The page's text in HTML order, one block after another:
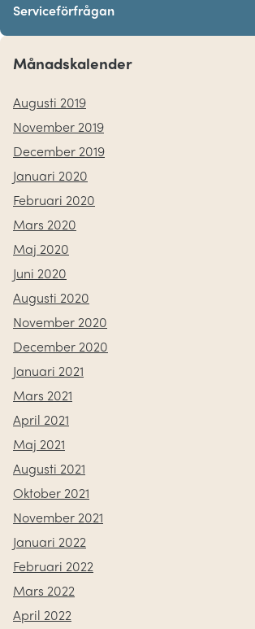
Serviceförfrågan
Månadskalender
Augusti 2019
November 2019
December 2019
Januari 2020
Februari 2020
Mars 2020
Maj 2020
Juni 2020
Augusti 2020
November 2020
December 2020
Januari 2021
Mars 2021
April 2021
Maj 2021
Augusti 2021
Oktober 2021
November 2021
Januari 2022
Februari 2022
Mars 2022
April 2022